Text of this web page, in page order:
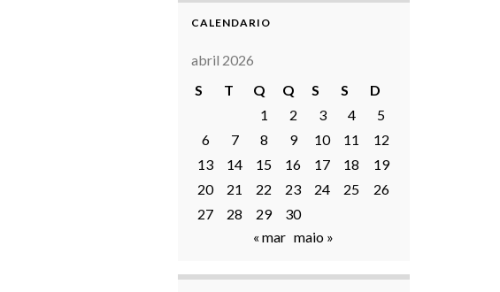
CALENDARIO
abril 2026
S
T Q Q S S
D
1
2 3 4
5
6
7 8 9 10 11
12
13
14 15 16 17 18
19
20
21 22 23 24 25
26
27
28 29
30
« mar maio »